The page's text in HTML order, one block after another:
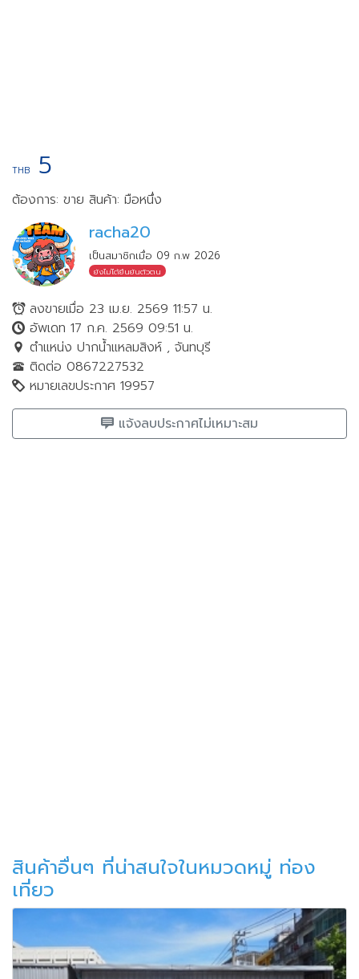
THB 5
ต้องการ: ขาย สินค้า: มือหนึ่ง
racha20
เป็นสมาชิกเมื่อ 09 ก.พ 2026
ยังไม่ได้ยืนยันตัวตน
ลงขายเมื่อ 23 เม.ย. 2569 11:57 น.
อัพเดท 17 ก.ค. 2569 09:51 น.
ตำแหน่ง ปากน้ำแหลมสิงห์ , จันทบุรี
ติดต่อ 0867227532
หมายเลขประกาศ 19957
แจ้งลบประกาศไม่เหมาะสม
สินค้าอื่นๆ ที่น่าสนใจในหมวดหมู่ ท่อง
เที่ยว